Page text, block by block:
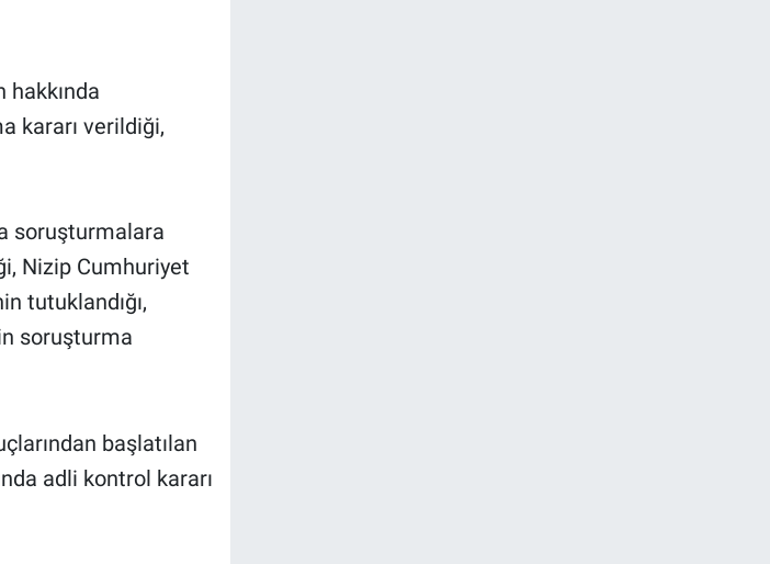
hakkında
kararı verildiği,
soruşturmalara
Nizip Cumhuriyet
tutuklandığı,
soruşturma
başlatılan
adli kontrol kararı